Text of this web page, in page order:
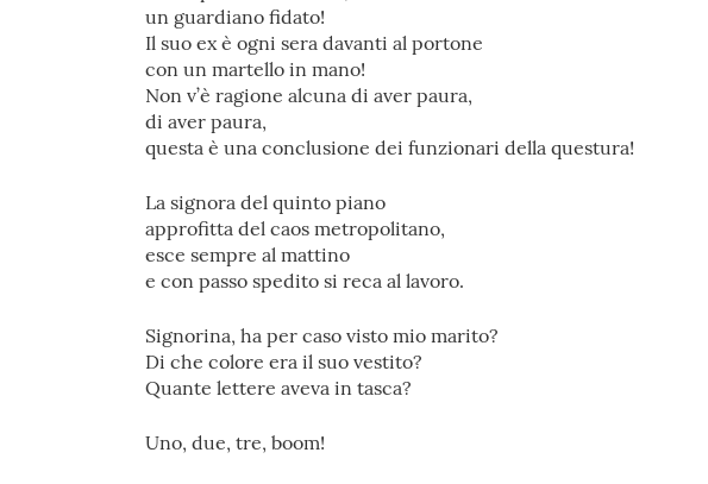
un guardiano fidato!
Il suo ex è ogni sera davanti al portone
con un martello in mano!
Non v’è ragione alcuna di aver paura,
di aver paura,
questa è una conclusione dei funzionari della questura!
La signora del quinto piano
approfitta del caos metropolitano,
esce sempre al mattino
e con passo spedito si reca al lavoro.
Signorina, ha per caso visto mio marito?
Di che colore era il suo vestito?
Quante lettere aveva in tasca?
Uno, due, tre, boom!